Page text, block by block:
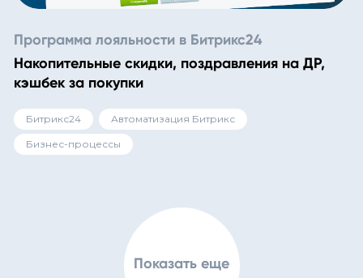
Программа лояльности в Битрикс24
Накопительные скидки, поздравления на ДР,
кэшбек за покупки
Битрикс24 Автоматизация Битрикс
Бизнес-процессы
Показать еще